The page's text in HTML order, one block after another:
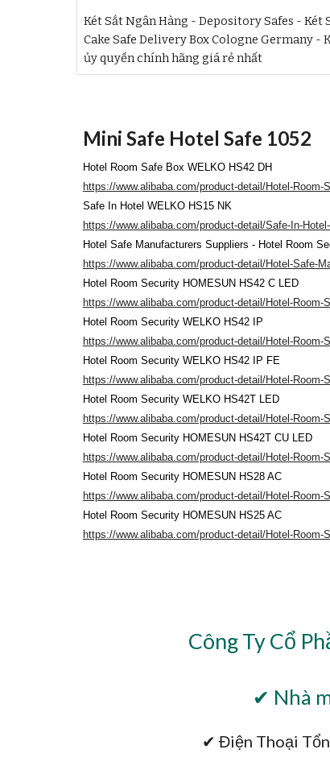
Két Sắt Ngân Hàng - Depository Safes - Két
Cake Safe Delivery Box Cologne Germany -
ủy quyền chính hãng giá rẻ nhất
Mini Safe Hotel Safe 1052
Hotel Room Safe Box WELKO HS42 DH
https://www.alibaba.com/product-detail/Hotel-Room-
Safe In Hotel WELKO HS15 NK
https://www.alibaba.com/product-detail/Safe-In-
Hotel Safe Manufacturers Suppliers - Hotel Room
https://www.alibaba.com/product-detail/Hotel-Safe-
Hotel Room Security HOMESUN HS42 C LED
https://www.alibaba.com/product-detail/Hotel-Room-
Hotel Room Security WELKO HS42 IP
https://www.alibaba.com/product-detail/Hotel-Room-
Hotel Room Security WELKO HS42 IP FE
https://www.alibaba.com/product-detail/Hotel-Room-
Hotel Room Security WELKO HS42T LED
https://www.alibaba.com/product-detail/Hotel-Room-
Hotel Room Security HOMESUN HS42T CU LED
https://www.alibaba.com/product-detail/Hotel-Room-
Hotel Room Security HOMESUN HS28 AC
https://www.alibaba.com/product-detail/Hotel-Room-
Hotel Room Security HOMESUN HS25 AC
https://www.alibaba.com/product-detail/Hotel-Room-
Công Ty Cổ
✔ Nhà
✔ Điện Thoại